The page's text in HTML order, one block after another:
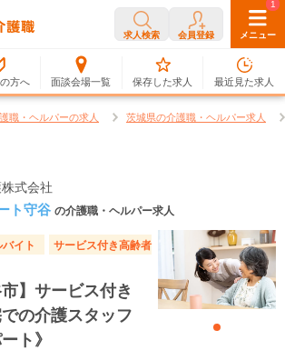
求人検索 会員登録 メニュー
方へ 面談会場一覧
0
保存した求人
1
最近見た求人
職・ヘルパーの求人 茨城県の介護職・ヘルパー求人
式会社
ト守谷 の介護職・ヘルパー求人
イト
サービス付き高齢者
】サービス付き
の介護スタッフ
ト》